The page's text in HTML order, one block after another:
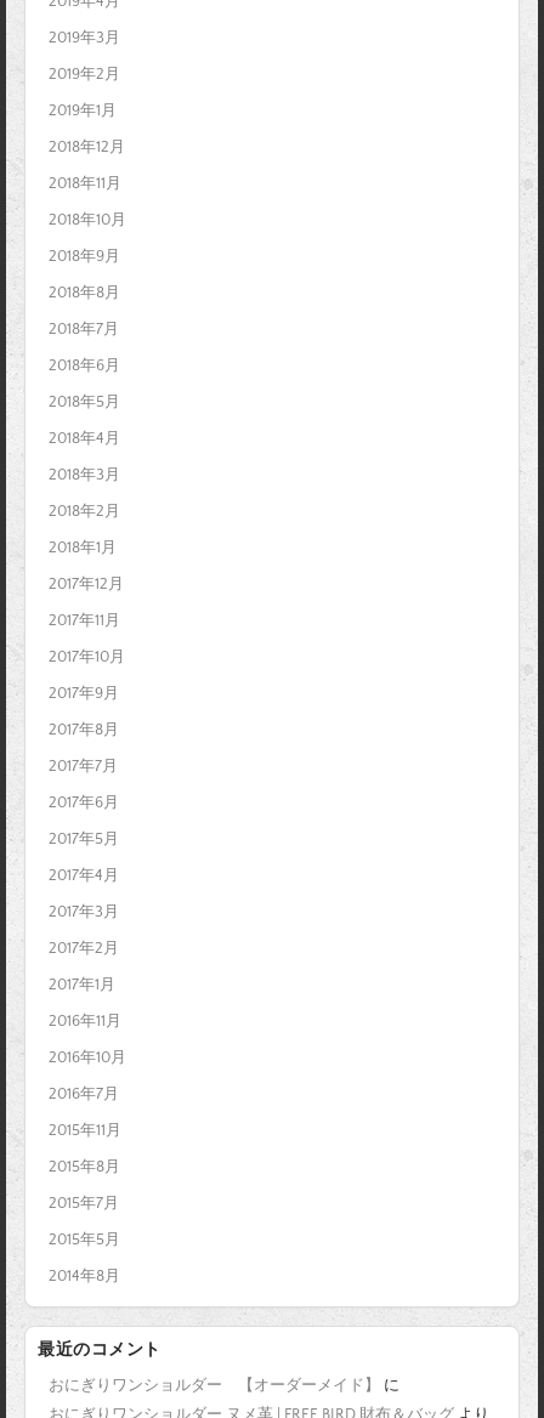
2019年3月
2019年2月
2019年1月
2018年12月
2018年11月
2018年10月
2018年9月
2018年8月
2018年7月
2018年6月
2018年5月
2018年4月
2018年3月
2018年2月
2018年1月
2017年12月
2017年11月
2017年10月
2017年9月
2017年8月
2017年7月
2017年6月
2017年5月
2017年4月
2017年3月
2017年2月
2017年1月
2016年11月
2016年10月
2016年7月
2015年11月
2015年8月
2015年7月
2015年5月
2014年8月
最近のコメント
おにぎりワンショルダー 【オーダーメイド】
に
おにぎりワンショルダー ヌメ革 | FREE BIRD 財布＆バッグ より